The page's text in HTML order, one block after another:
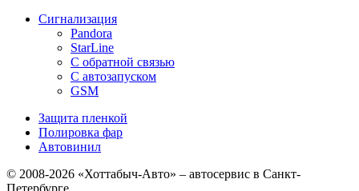
Сигнализация
Pandora
StarLine
С обратной связью
С автозапуском
GSM
Защита пленкой
Полировка фар
Автовинил
© 2008-2026 «Хоттабыч-Авто» – автосервис в Санкт-
Петербурге